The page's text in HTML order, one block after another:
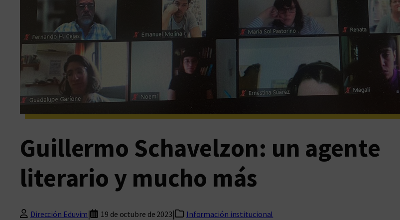
Guillermo Schavelzon: un agente
literario y mucho más
Dirección Eduvim| 19 de octubre de 2023| Información institucional